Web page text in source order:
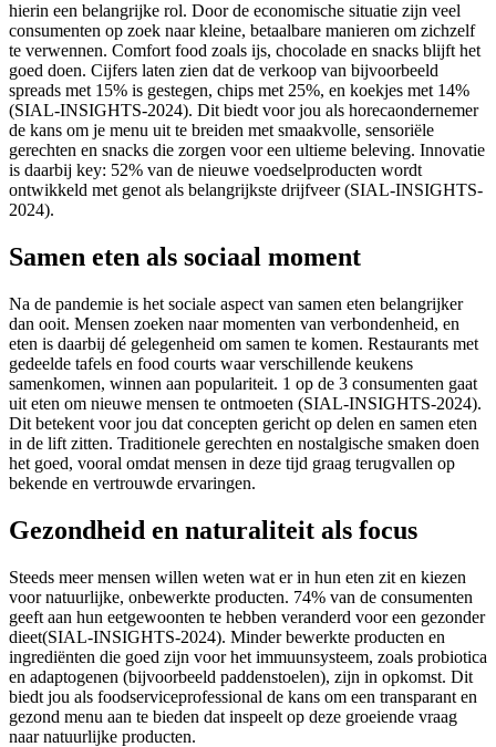
hierin een belangrijke rol. Door de economische situatie zijn veel
consumenten op zoek naar kleine, betaalbare manieren om zichzelf
te verwennen. Comfort food zoals ijs, chocolade en snacks blijft het
goed doen. Cijfers laten zien dat de verkoop van bijvoorbeeld
spreads met 15% is gestegen, chips met 25%, en koekjes met 14%
(SIAL-INSIGHTS-2024). Dit biedt voor jou als horecaondernemer
de kans om je menu uit te breiden met smaakvolle, sensoriële
gerechten en snacks die zorgen voor een ultieme beleving. Innovatie
is daarbij key: 52% van de nieuwe voedselproducten wordt
ontwikkeld met genot als belangrijkste drijfveer (SIAL-INSIGHTS-
2024).
Samen eten als sociaal moment
Na de pandemie is het sociale aspect van samen eten belangrijker
dan ooit. Mensen zoeken naar momenten van verbondenheid, en
eten is daarbij dé gelegenheid om samen te komen. Restaurants met
gedeelde tafels en food courts waar verschillende keukens
samenkomen, winnen aan populariteit. 1 op de 3 consumenten gaat
uit eten om nieuwe mensen te ontmoeten (SIAL-INSIGHTS-2024).
Dit betekent voor jou dat concepten gericht op delen en samen eten
in de lift zitten. Traditionele gerechten en nostalgische smaken doen
het goed, vooral omdat mensen in deze tijd graag terugvallen op
bekende en vertrouwde ervaringen.
Gezondheid en naturaliteit als focus
Steeds meer mensen willen weten wat er in hun eten zit en kiezen
voor natuurlijke, onbewerkte producten. 74% van de consumenten
geeft aan hun eetgewoonten te hebben veranderd voor een gezonder
dieet(SIAL-INSIGHTS-2024). Minder bewerkte producten en
ingrediënten die goed zijn voor het immuunsysteem, zoals probiotica
en adaptogenen (bijvoorbeeld paddenstoelen), zijn in opkomst. Dit
biedt jou als foodserviceprofessional de kans om een transparant en
gezond menu aan te bieden dat inspeelt op deze groeiende vraag
naar natuurlijke producten.